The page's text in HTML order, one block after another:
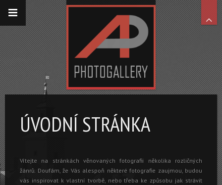
ÚVODNÍ STRÁNKA
Vítejte na stránkách věnovaných fotografii několika rozličných
žánrů. Doufám, že Vás alespoň některé fotografie zaujmou, budou
vás inspirovat k vlastní tvorbě, nebo třeba ke způsobu jak strávit